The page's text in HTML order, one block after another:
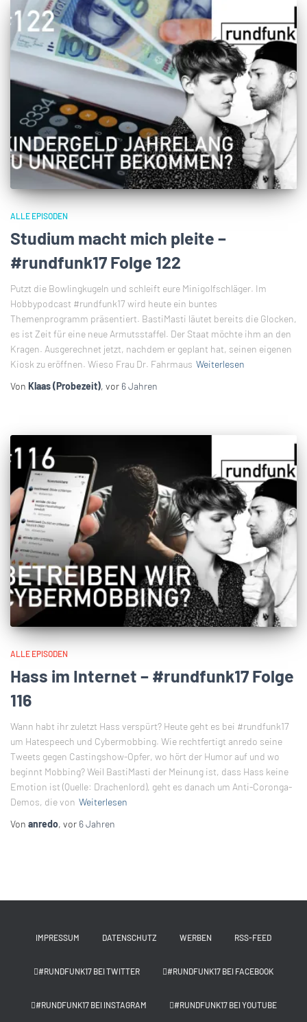
ALLE EPISODEN
Studium macht mich pleite –
#rundfunk17 Folge 122
Putzt die Bowlingkugeln und schleift eure Minigolfschläger. Im
Hobbypodcast #rundfunk17 wird heute ein buntes
Themenprogramm präsentiert. BastiMasti läutet bereits die Glocken,
es ist Zeit für eine neue Armutsstaffel. Der Staat möchte ihm an den
Kragen. Ausgerechnet jetzt, nachdem er geplant hat, seinen eigenen
Kiosk zu eröffnen. Wieso Frau Dr. Fahrmaus Weiterlesen
Von Klaas (Probezeit), vor 6 Jahren
ALLE EPISODEN
Hass im Internet – #rundfunk17 Folge
116
Wann habt ihr zuletzt Hass verspürt? Heute geht es bei #rundfunk17
um Hatespeech und Cybermobbing. Wie rechtfertigt anredo seine
Tweets gegen Castingshow-Opfer, wo hört der Humor auf und wo
beginnt Mobbing? Weil BastiMasti der Meinung ist, dass Hass keine
Emotion ist (Quelle: Drachenlord), geht es danach um Anti-Coronga-
Demos, die von Weiterlesen
Von anredo, vor 6 Jahren
IMPRESSUM DATENSCHUTZ WERBEN RSS-FEED
#RUNDFUNK17 BEI TWITTER #RUNDFUNK17 BEI FACEBOOK
#RUNDFUNK17 BEI INSTAGRAM #RUNDFUNK17 BEI YOUTUBE